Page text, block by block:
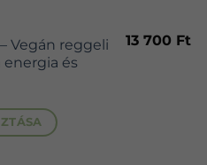
Vegán reggeli
energia és
13 700 Ft